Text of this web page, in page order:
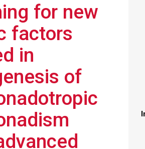
for new
factors
in
of